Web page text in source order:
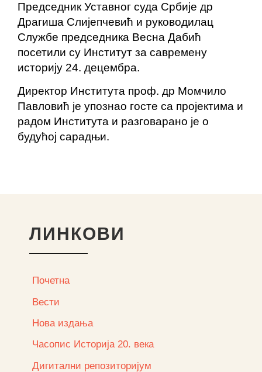
Председник Уставног суда Србије др
Драгиша Слијепчевић и руководилац
Службе председника Весна Дабић
посетили су Институт за савремену
историју 24. децембра.
Директор Института проф. др Момчило
Павловић је упознао госте са пројектима и
радом Института и разговарано је о
будућој сарадњи.
ЛИНКОВИ
Почетна
Вести
Нова издања
Часопис Историја 20. века
Дигитални репозиторијум